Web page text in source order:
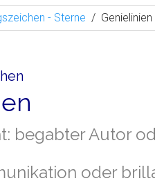
- Sterne Genielinien
begabter Autor
oder